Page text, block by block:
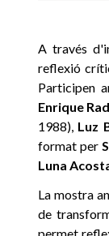
A través
reflexió
Participen
Enrique
1988), Luz
format per
Luna
La mostra
de